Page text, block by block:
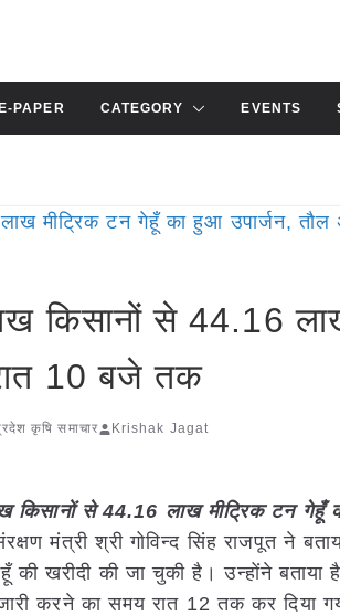
E-PAPER CATEGORY EVENTS
किसानों से 44.16
10 बजे तक
कृषि समाचार Krishak Jagat
किसानों से 44.16 लाख मीट्रिक टन गेहूँ
मंत्री श्री गोविन्द सिंह राजपूत ने
खरीदी की जा चुकी है। उन्होंने बताया है
करने का समय रात 12 तक कर दिया